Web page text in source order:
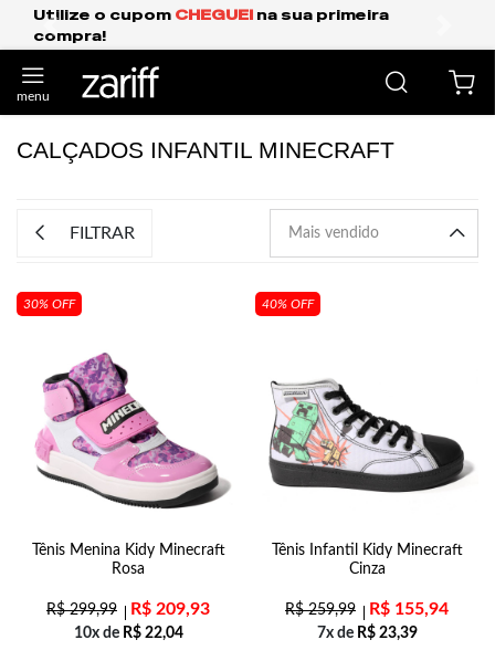
Utilize o cupom CHEGUEI na sua primeira
compra!
anterior
CALÇADOS INFANTIL MINECRAFT
FILTRAR
30% OFF
Tênis Menina Kidy Minecraft
Rosa
R$299,99 R$ 209,93
10x de R$22,04
40% OFF
Tênis Infantil Kidy Minecraft
Cinza
R$259,99 R$ 155,94
7x de R$23,39